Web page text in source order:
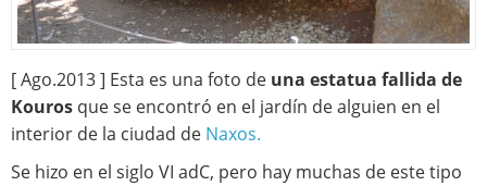
[ Ago.2013 ] Esta es una foto de una estatua fallida de
Kouros que se encontró en el jardín de alguien en el
interior de la ciudad de Naxos.
Se hizo en el siglo VI adC, pero hay muchas de este tipo